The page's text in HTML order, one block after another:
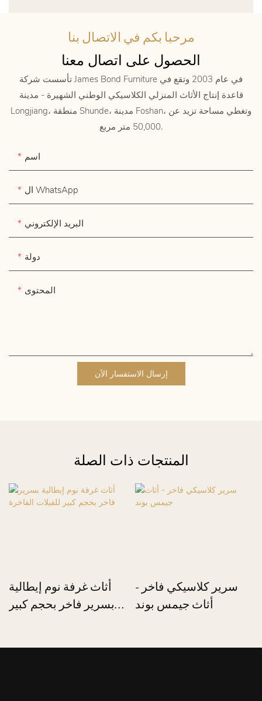
مرحبا بكم في الاتصال بنا
الحصول على اتصال معنا
تأسست شركة James Bond Furniture في عام 2003 وتقع في
قاعدة إنتاج الأثاث المنزلي الكلاسيكي الوطني الشهيرة - مدينة
Longjiang، منطقة Shunde، مدينة Foshan، وتغطي مساحة تزيد عن
50,000 متر مربع.
اسم
ال WhatsApp
البريد الإلكتروني
دولة
المحتوى
إرسال الاستفسار الآن
المنتجات ذات الصلة
أثاث غرفة نوم إيطالية
بسرير فاخر بحجم كبير
سرير كلاسيكي فاخر -
أثاث جيمس بوند